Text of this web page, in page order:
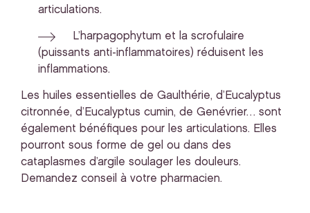
articulations.
L’harpagophytum et la scrofulaire
(puissants anti-inflammatoires) réduisent les
inflammations.
Les huiles essentielles de Gaulthérie, d’Eucalyptus
citronnée, d’Eucalyptus cumin, de Genévrier… sont
également bénéfiques pour les articulations. Elles
pourront sous forme de gel ou dans des
cataplasmes d’argile soulager les douleurs.
Demandez conseil à votre pharmacien.